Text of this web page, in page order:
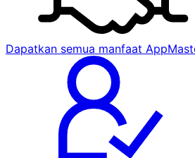
Dapatkan semua manfaat